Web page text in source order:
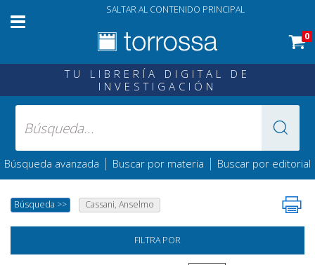
SALTAR AL CONTENIDO PRINCIPAL
0
TU LIBRERÍA DIGITAL DE
INVESTIGACIÓN
Búsqueda avanzada | Buscar por materia | Buscar por editorial
Búsqueda >> Cassani, Anselmo
FILTRA POR